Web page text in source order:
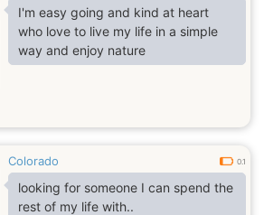
I'm easy going and kind at heart
who love to live my life in a simple
way and enjoy nature
Colorado 0.1
looking for someone I can spend the
rest of my life with..